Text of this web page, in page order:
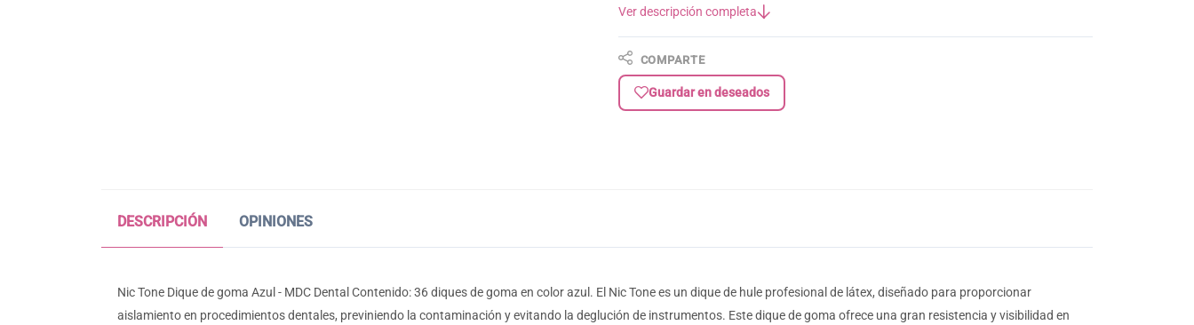
Ver descripción completa
COMPARTE
Guardar en deseados
DESCRIPCIÓN OPINIONES
Nic Tone Dique de goma Azul - MDC Dental Contenido: 36 diques de goma en color azul. El Nic Tone es un dique de hule profesional de látex, diseñado para proporcionar
aislamiento en procedimientos dentales, previniendo la contaminación y evitando la deglución de instrumentos. Este dique de goma ofrece una gran resistencia y visibilidad en